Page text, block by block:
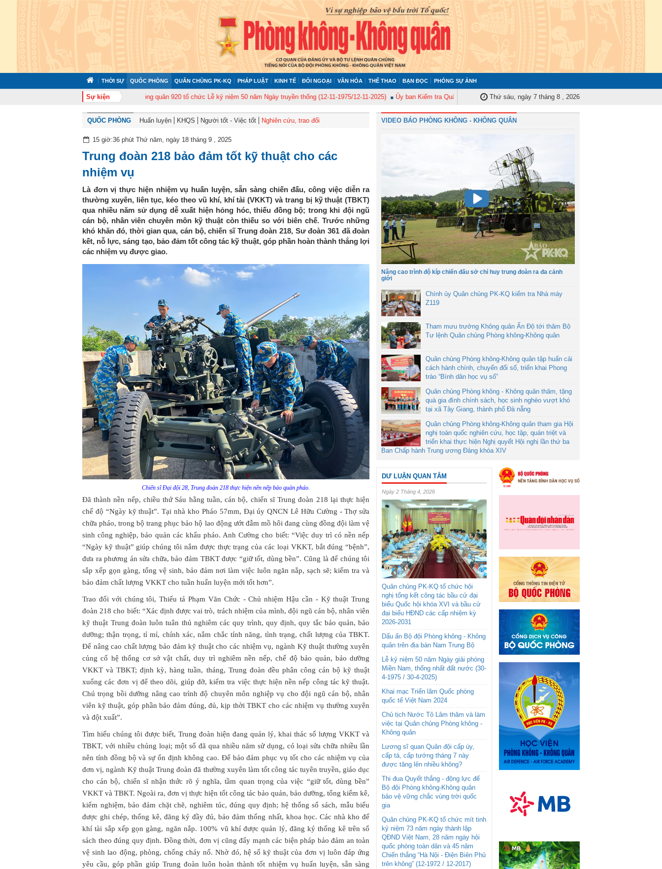
THỜI SỰ QUỐC PHÒNG QUÂN CHỦNG PK-KQ PHÁP LUẬT KINH TẾ ĐỐI NGOẠI VĂN HÓA THỂ THAO BẠN ĐỌC PHÓNG SỰ ẢNH
Sự kiện
Trung đoàn Không quân 920 tổ chức Lễ kỷ niệm 50 năm Ngày truyền thống (12-11-1975/12-11-2025) Ủy ban Kiểm tra Quân ủy Trung ương tập huấn nghiệp vụ công tác kiểm tra, giám sát năm 2025
Thứ sáu, ngày 7 tháng 8 , 2026
QUỐC PHÒNG Huấn luyện KHQS Người tốt - Việc tốt Nghiên cứu, trao đổi
15 giờ:36 phút Thứ năm, ngày 18 tháng 9 , 2025
Trung đoàn 218 bảo đảm tốt kỹ thuật cho các
nhiệm vụ
Là đơn vị thực hiện nhiệm vụ huấn luyện, sẵn sàng chiến đấu, công việc diễn ra
thường xuyên, liên tục, kéo theo vũ khí, khí tài (VKKT) và trang bị kỹ thuật (TBKT)
qua nhiều năm sử dụng dễ xuất hiện hỏng hóc, thiếu đồng bộ; trong khi đội ngũ
cán bộ, nhân viên chuyên môn kỹ thuật còn thiếu so với biên chế. Trước những
khó khăn đó, thời gian qua, cán bộ, chiến sĩ Trung đoàn 218, Sư đoàn 361 đã đoàn
kết, nỗ lực, sáng tạo, bảo đảm tốt công tác kỹ thuật, góp phần hoàn thành thắng lợi
các nhiệm vụ được giao.
Chiến sĩ Đại đội 28, Trung đoàn 218 thực hiện nền nếp bảo quản pháo.
Đã thành nền nếp, chiều thứ Sáu hằng tuần, cán bộ, chiến sĩ Trung đoàn 218 lại thực hiện
chế độ “Ngày kỹ thuật”. Tại nhà kho Pháo 57mm, Đại úy QNCN Lê Hữu Cường - Thợ sửa
chữa pháo, trong bộ trang phục bảo hộ lao động ướt đẫm mồ hôi đang cùng đồng đội làm vệ
sinh công nghiệp, bảo quản các khẩu pháo. Anh Cường cho biết: “Việc duy trì có nền nếp
“Ngày kỹ thuật” giúp chúng tôi nắm được thực trạng của các loại VKKT, bắt đúng “bệnh”,
đưa ra phương án sửa chữa, bảo đảm TBKT được “giữ tốt, dùng bền”. Cũng là để chúng tôi
sắp xếp gọn gàng, tổng vệ sinh, bảo đảm nơi làm việc luôn ngăn nắp, sạch sẽ; kiểm tra và
bảo đảm chất lượng VKKT cho tuần huấn luyện mới tốt hơn”.
Trao đổi với chúng tôi, Thiếu tá Phạm Văn Chức - Chủ nhiệm Hậu cần - Kỹ thuật Trung
đoàn 218 cho biết: “Xác định được vai trò, trách nhiệm của mình, đội ngũ cán bộ, nhân viên
kỹ thuật Trung đoàn luôn tuân thủ nghiêm các quy trình, quy định, quy tắc bảo quản, bảo
dưỡng; thận trọng, tỉ mỉ, chính xác, nắm chắc tính năng, tình trạng, chất lượng của TBKT.
Để nâng cao chất lượng bảo đảm kỹ thuật cho các nhiệm vụ, ngành Kỹ thuật thường xuyên
củng cố hệ thống cơ sở vật chất, duy trì nghiêm nền nếp, chế độ bảo quản, bảo dưỡng
VKKT và TBKT; định kỳ, hàng tuần, tháng, Trung đoàn đều phân công cán bộ kỹ thuật
xuống các đơn vị để theo dõi, giúp đỡ, kiểm tra việc thực hiện nền nếp công tác kỹ thuật.
Chú trọng bồi dưỡng nâng cao trình độ chuyên môn nghiệp vụ cho đội ngũ cán bộ, nhân
viên kỹ thuật, góp phần bảo đảm đúng, đủ, kịp thời TBKT cho các nhiệm vụ thường xuyên
và đột xuất”.
Tìm hiểu chúng tôi được biết, Trung đoàn hiện đang quản lý, khai thác số lượng VKKT và
TBKT, với nhiều chủng loại; một số đã qua nhiều năm sử dụng, có loại sửa chữa nhiều lần
nên tính đồng bộ và sự ổn định không cao. Để bảo đảm phục vụ tốt cho các nhiệm vụ của
đơn vị, ngành Kỹ thuật Trung đoàn đã thường xuyên làm tốt công tác tuyên truyền, giáo dục
cho cán bộ, chiến sĩ nhận thức rõ ý nghĩa, tầm quan trọng của việc “giữ tốt, dùng bền”
VKKT và TBKT. Ngoài ra, đơn vị thực hiện tốt công tác bảo quản, bảo dưỡng, tổng kiểm kê,
kiểm nghiệm, bảo đảm chặt chẽ, nghiêm túc, đúng quy định; hệ thống sổ sách, mẫu biểu
được ghi chép, thống kê, đăng ký đầy đủ, bảo đảm thống nhất, khoa học. Các nhà kho để
khí tài sắp xếp gọn gàng, ngăn nắp. 100% vũ khí được quản lý, đăng ký thống kê trên sổ
sách theo đúng quy định. Đồng thời, đơn vị cũng đẩy mạnh các biện pháp bảo đảm an toàn
vệ sinh lao động, phòng, chống cháy nổ. Nhờ đó, hệ số kỹ thuật của đơn vị luôn đáp ứng
yêu cầu, góp phần giúp Trung đoàn luôn hoàn thành tốt nhiệm vụ huấn luyện, sẵn sàng
VIDEO BÁO PHÒNG KHÔNG - KHÔNG QUÂN
Nâng cao trình độ kíp chiến đấu sở chỉ huy trung đoàn ra đa cảnh
giới
Chính ủy Quân chủng PK-KQ kiểm tra Nhà máy
Z119
Tham mưu trưởng Không quân Ấn Độ tới thăm Bộ
Tư lệnh Quân chủng Phòng không-Không quân
Quân chủng Phòng không-Không quân tập huấn cải
cách hành chính, chuyển đổi số, triển khai Phong
trào “Bình dân học vụ số”
Quân chủng Phòng không - Không quân thăm, tặng
quà gia đình chính sách, học sinh nghèo vượt khó
tại xã Tây Giang, thành phố Đà nẵng
Quân chủng Phòng không-Không quân tham gia Hội
nghị toàn quốc nghiên cứu, học tập, quán triệt và
triển khai thực hiện Nghị quyết Hội nghị lần thứ ba
Ban Chấp hành Trung ương Đảng khóa XIV
DƯ LUẬN QUAN TÂM
Ngày 2 Tháng 4, 2026
Quân chủng PK-KQ tổ chức hội
nghị tổng kết công tác bầu cử đại
biểu Quốc hội khóa XVI và bầu cử
đại biểu HĐND các cấp nhiệm kỳ
2026-2031
Dấu ấn Bộ đội Phòng không - Không
quân trên địa bàn Nam Trung Bộ
Lễ kỷ niệm 50 năm Ngày giải phóng
Miền Nam, thống nhất đất nước (30-
4-1975 / 30-4-2025)
Khai mạc Triển lãm Quốc phòng
quốc tế Việt Nam 2024
Chủ tịch Nước Tô Lâm thăm và làm
việc tại Quân chủng Phòng không -
Không quân
Lương sĩ quan Quân đội cấp úy,
cấp tá, cấp tướng tháng 7 này
được tăng lên nhiều không?
Thi đua Quyết thắng - động lực để
Bộ đội Phòng không-Không quân
bảo vệ vững chắc vùng trời quốc
gia
Quân chủng PK-KQ tổ chức mít tinh
kỷ niệm 73 năm ngày thành lập
QĐND Việt Nam, 28 năm ngày hội
quốc phòng toàn dân và 45 năm
Chiến thắng “Hà Nội - Điện Biên Phủ
trên không” (12-1972 / 12-2017)